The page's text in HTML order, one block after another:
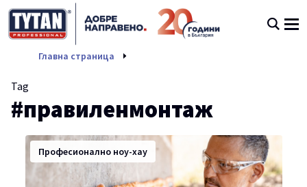
Главна страница
Tag
#правиленмонтаж
Професионално ноу-хау